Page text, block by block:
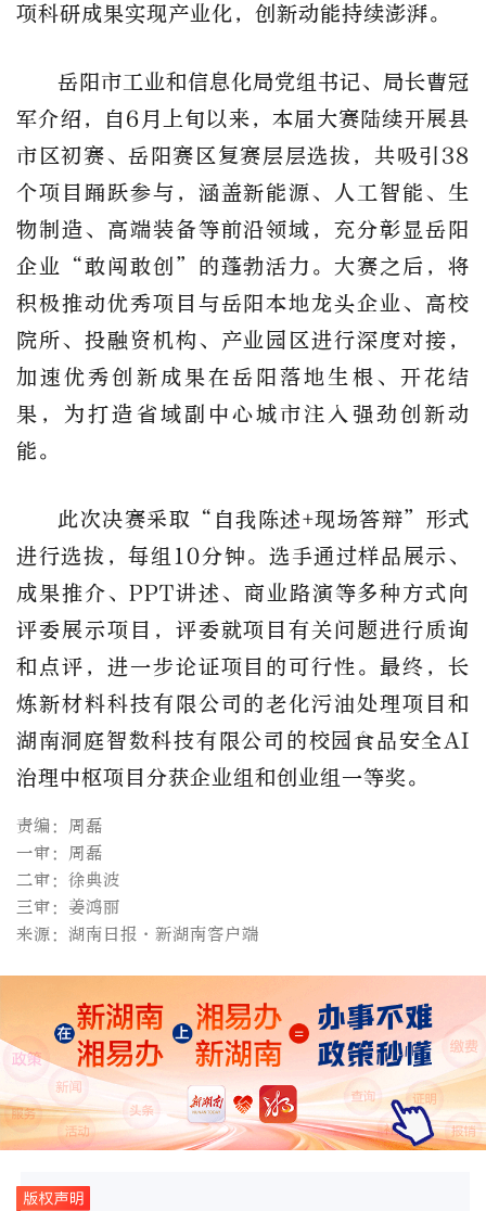
项科研成果实现产业化，创新动能持续澎湃。
岳阳市工业和信息化局党组书记、局长曹冠
军介绍，自6 月上旬以来，本届大赛陆续开展县
市区初赛、岳阳赛区复赛层层选拔，共吸引 38
个项目踊跃参与，涵盖新能源、人工智能、生
物制造、高端装备等前沿领域，充分彰显岳阳
企业
“敢闯敢创”
的蓬勃活力。大赛之后，将
积极推动优秀项目与岳阳本地龙头企业、高校
院所、投融资机构、产业园区进行深度对接，
加速优秀创新成果在岳阳落地生根、开花结
果，为打造省域副中心城市注入强劲创新动
能。
此次决赛采取 “ 自我陈述+现场答辩” 形式
进行选拔，每组 10分钟。选手通过样品展示、
成果推介、PPT讲述、商业路演等多种方式向
评委展示项目，评委就项目有关问题进行质询
和点评，进一步论证项目的可行性。最终，长
炼新材料科技有限公司的老化污油处理项目和
湖南洞庭智数科技有限公司的校园食品安全AI
治理中枢项目分获企业组和创业组一等奖。
责编：周磊
一审：周磊
二审：徐典波
三审：姜鸿丽
来源：湖南日报·新湖南客户端